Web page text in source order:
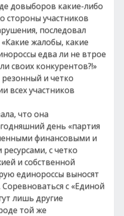
довыборов какие-либо
стороны участников
последовал
жалобы, какие
едва ли не втрое
своих конкурентов?!»
резонный и четко
всех участников
что она
день «партия
финансовыми и
с четко
и собственной
единороссы выносят
с «Единой
лишь другие
той же